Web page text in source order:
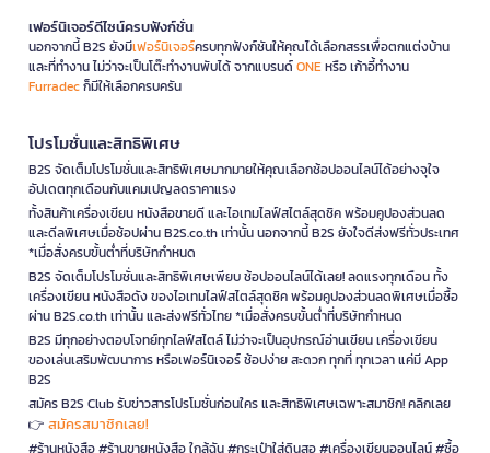
เฟอร์นิเจอร์ดีไซน์ครบฟังก์ชั่น
นอกจากนี้ B2S ยังมีเฟอร์นิเจอร์ครบทุกฟังก์ชันให้คุณได้เลือกสรรเพื่อตกแต่งบ้าน
และที่ทำงาน ไม่ว่าจะเป็นโต๊ะทำงานพับได้ จากแบรนด์ONEหรือ เก้าอี้ทำงาน
Furradecก็มีให้เลือกครบครัน
โปรโมชั่นและสิทธิพิเศษ
B2S จัดเต็มโปรโมชั่นและสิทธิพิเศษมากมายให้คุณเลือกช้อปออนไลน์ได้อย่างจุใจ
อัปเดตทุกเดือนกับแคมเปญลดราคาแรง
ทั้งสินค้าเครื่องเขียน หนังสือขายดี และไอเทมไลฟ์สไตล์สุดชิค พร้อมคูปองส่วนลด
และดีลพิเศษเมื่อช้อปผ่าน B2S.co.th เท่านั้น นอกจากนี้ B2S ยังใจดีส่งฟรีทั่วประเทศ
*เมื่อสั่งครบขั้นต่ำที่บริษัทกำหนด
B2S จัดเต็มโปรโมชั่นและสิทธิพิเศษเพียบ ช้อปออนไลน์ได้เลย! ลดแรงทุกเดือน ทั้ง
เครื่องเขียน หนังสือดัง ของไอเทมไลฟ์สไตล์สุดชิค พร้อมคูปองส่วนลดพิเศษเมื่อซื้อ
ผ่าน B2S.co.th เท่านั้น และส่งฟรีทั่วไทย *เมื่อสั่งครบขั้นต่ำที่บริษัทกำหนด
B2S มีทุกอย่างตอบโจทย์ทุกไลฟ์สไตล์ ไม่ว่าจะเป็นอุปกรณ์อ่านเขียน เครื่องเขียน
ของเล่นเสริมพัฒนาการ หรือเฟอร์นิเจอร์ ช้อปง่าย สะดวก ทุกที่ ทุกเวลา แค่มี App
B2S
สมัคร B2S Club รับข่าวสารโปรโมชั่นก่อนใคร และสิทธิพิเศษเฉพาะสมาชิก! คลิกเลย
👉 สมัครสมาชิกเลย!
#ร้านหนังสือ #ร้านขายหนังสือ ใกล้ฉัน #กระเป๋าใส่ดินสอ #เครื่องเขียนออนไลน์ #ซื้อ